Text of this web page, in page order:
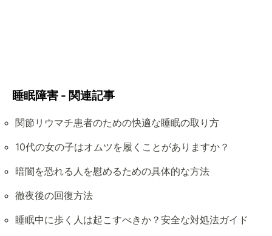
睡眠障害 - 関連記事
関節リウマチ患者のための快適な睡眠の取り方
10代の女の子はオムツを履くことがありますか？
暗闇を恐れる人を慰めるための具体的な方法
徹夜後の回復方法
睡眠中に歩く人は起こすべきか？安全な対処法ガイド